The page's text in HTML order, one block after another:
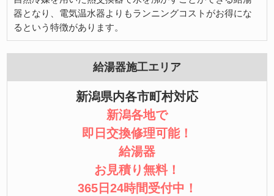
器となり、電気温水器よりもランニングコストがお得にな
るという特徴があります。
給湯器施工エリア
新潟県内各市町村対応
新潟各地で
即日交換修理可能！
給湯器
お見積り無料！
365日24時間受付中！